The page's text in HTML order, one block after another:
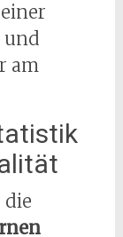
und
am
die